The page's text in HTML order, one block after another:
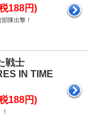
188円)
隊出撃！
戦士
IN TIME
188円)